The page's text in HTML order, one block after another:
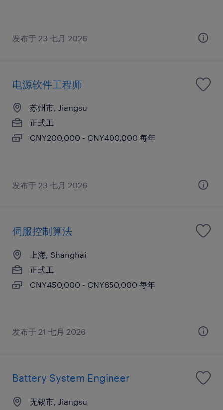
发布于 23 七月 2026
电源软件工程师
苏州市, Jiangsu
正式工
CNY200,000 - CNY400,000 每年
发布于 23 七月 2026
伺服控制算法
上海, Shanghai
正式工
CNY450,000 - CNY650,000 每年
发布于 21 七月 2026
Battery System Engineer
无锡市, Jiangsu